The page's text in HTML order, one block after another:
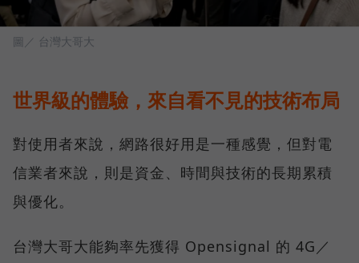
圖／ 台灣大哥大
世界級的體驗，來自看不見的技術布局
對使用者來說，網路很好用是一種感覺，但對電
信業者來說，則是資金、時間與技術的長期累積
與優化。
台灣大哥大能夠率先獲得 Opensignal 的 4G／